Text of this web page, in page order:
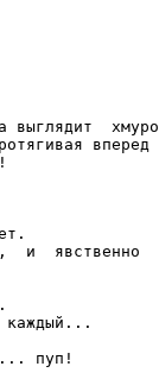
выглядит
и  явственно
пуп!